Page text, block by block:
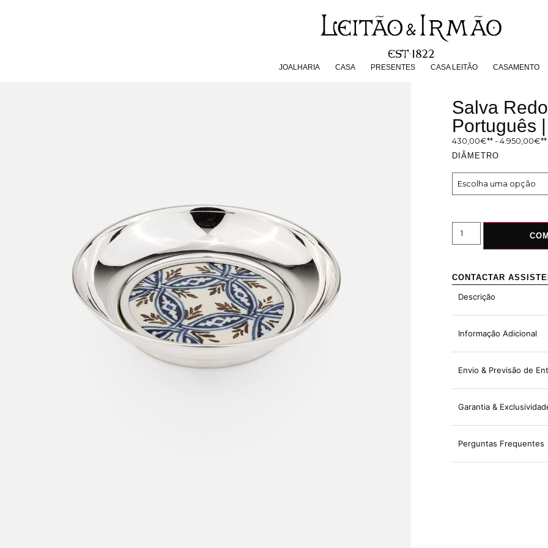
JOALHARIA CASA PRESENTES CASA LEITÃO CASAMENTO
PRESENTES CASA LEITÃO
Salva
Português
430,00€ -4.950,00€
DIÂMETRO
CONTACTAR
Descrição
Informação Adicional
Envio & Previsão de
Garantia &
Perguntas Frequentes